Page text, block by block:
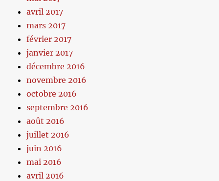
avril 2017
mars 2017
février 2017
janvier 2017
décembre 2016
novembre 2016
octobre 2016
septembre 2016
août 2016
juillet 2016
juin 2016
mai 2016
avril 2016